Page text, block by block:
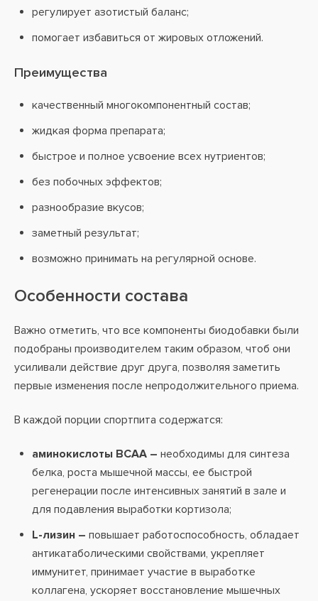
регулирует азотистый баланс;
помогает избавиться от жировых отложений.
Преимущества
качественный многокомпонентный состав;
жидкая форма препарата;
быстрое и полное усвоение всех нутриентов;
без побочных эффектов;
разнообразие вкусов;
заметный результат;
возможно принимать на регулярной основе.
Особенности состава
Важно отметить, что все компоненты биодобавки были
подобраны производителем таким образом, чтоб они
усиливали действие друг друга, позволяя заметить
первые изменения после непродолжительного приема.
В каждой порции спортпита содержатся:
аминокислоты BCAA – необходимы для синтеза
белка, роста мышечной массы, ее быстрой
регенерации после интенсивных занятий в зале и
для подавления выработки кортизола;
L-лизин – повышает работоспособность, обладает
антикатаболическими свойствами, укрепляет
иммунитет, принимает участие в выработке
коллагена, ускоряет восстановление мышечных